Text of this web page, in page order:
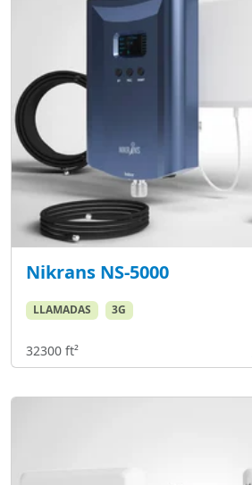
Nikrans NS-5000
LLAMADAS 3G
32300 ft²